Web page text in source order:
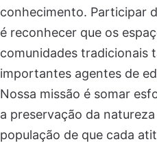
conhecimento. Participar
é reconhecer que os
comunidades tradicionais
importantes agentes de
Nossa missão é somar
a preservação da
população de que cada